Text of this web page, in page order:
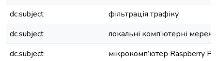
dc.subject
фільтрація трафіку
dc.subject
локальні комп’ютерні мережі
dc.subject
мікрокомп’ютер Raspberry PI